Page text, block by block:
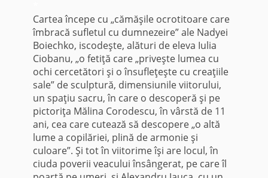
Cartea începe cu „cămăşile ocrotitoare care
îmbracă sufletul cu dumnezeire” ale Nadyei
Boiechko, iscodeşte, alături de eleva Iulia
Ciobanu, „o fetiţă care „priveşte lumea cu
ochi cercetători şi o însufleţeşte cu creaţiile
sale” de sculptură, dimensiunile viitorului,
un spaţiu sacru, în care o descoperă şi pe
pictoriţa Mălina Corodescu, în vârstă de 11
ani, cea care cutează să descopere „o altă
lume a copilăriei, plină de armonie şi
culoare”. Şi tot în viitorime îşi are locul, în
ciuda poverii veacului însângerat, pe care îl